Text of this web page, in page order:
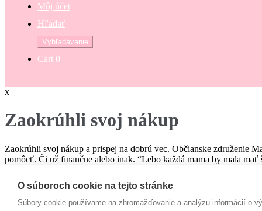
Môj účet
Hľadať
Hľadať:
Vyhľadávanie
Cart 0
x
Zaokrúhli svoj nákup
Zaokrúhli svoj nákup a prispej na dobrú vec. Občianske združenie
pomôcť. Či už finančne alebo inak. “Lebo každá mama by mala
Campaign
O súboroch cookie na tejto stránke
Súbory cookie používame na zhromažďovanie a analýzu informácií o